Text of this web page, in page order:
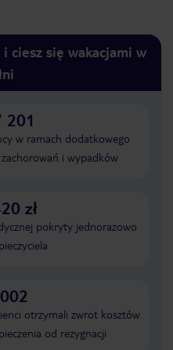
ciesz się wakacjami w
201
w ramach dodatkowego
zachorowań i wypadków
zł
pokryty jednorazowo
otrzymali zwrot kosztów
od rezygnacji